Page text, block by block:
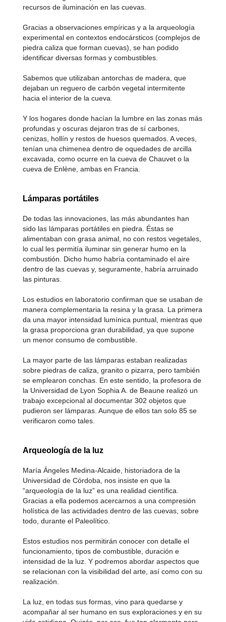
recursos de iluminación en las cuevas.
Gracias a observaciones empíricas y a la arqueología
experimental en contextos endocársticos (complejos de
piedra caliza que forman cuevas), se han podido
identificar diversas formas y combustibles.
Sabemos que utilizaban antorchas de madera, que
dejaban un reguero de carbón vegetal intermitente
hacia el interior de la cueva.
Y los hogares donde hacían la lumbre en las zonas más
profundas y oscuras dejaron tras de sí carbones,
cenizas, hollín y restos de huesos quemados. A veces,
tenían una chimenea dentro de oquedades de arcilla
excavada, como ocurre en la cueva de Chauvet o la
cueva de Enlène, ambas en Francia.
Lámparas portátiles
De todas las innovaciones, las más abundantes han
sido las lámparas portátiles en piedra. Éstas se
alimentaban con grasa animal, no con restos vegetales,
lo cual les permitía iluminar sin generar humo en la
combustión. Dicho humo habría contaminado el aire
dentro de las cuevas y, seguramente, habría arruinado
las pinturas.
Los estudios en laboratorio confirman que se usaban de
manera complementaria la resina y la grasa. La primera
da una mayor intensidad lumínica puntual, mientras que
la grasa proporciona gran durabilidad, ya que supone
un menor consumo de combustible.
La mayor parte de las lámparas estaban realizadas
sobre piedras de caliza, granito o pizarra, pero también
se emplearon conchas. En este sentido, la profesora de
la Universidad de Lyon Sophia A. de Beaune realizó un
trabajo excepcional al documentar 302 objetos que
pudieron ser lámparas. Aunque de ellos tan solo 85 se
verificaron como tales.
Arqueología de la luz
María Ángeles Medina-Alcaide, historiadora de la
Universidad de Córdoba, nos insiste en que la
“arqueología de la luz” es una realidad científica.
Gracias a ella podemos acercarnos a una compresión
holística de las actividades dentro de las cuevas, sobre
todo, durante el Paleolítico.
Estos estudios nos permitirán conocer con detalle el
funcionamiento, tipos de combustible, duración e
intensidad de la luz. Y podremos abordar aspectos que
se relacionan con la visibilidad del arte, así como con su
realización.
La luz, en todas sus formas, vino para quedarse y
acompañar al ser humano en sus exploraciones y en su